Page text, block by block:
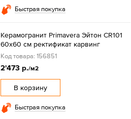
Быстрая покупка
Керамогранит Primavera Эйтон CR101
60x60 см ректификат карвинг
Код товара: 156851
2'473 р./м2
В корзину
Быстрая покупка